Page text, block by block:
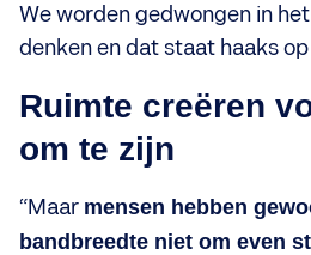
We worden gedwongen in
denken en dat staat haaks op
Ruimte creëren
om te zijn
“Maar mensen hebben
bandbreedte niet om even